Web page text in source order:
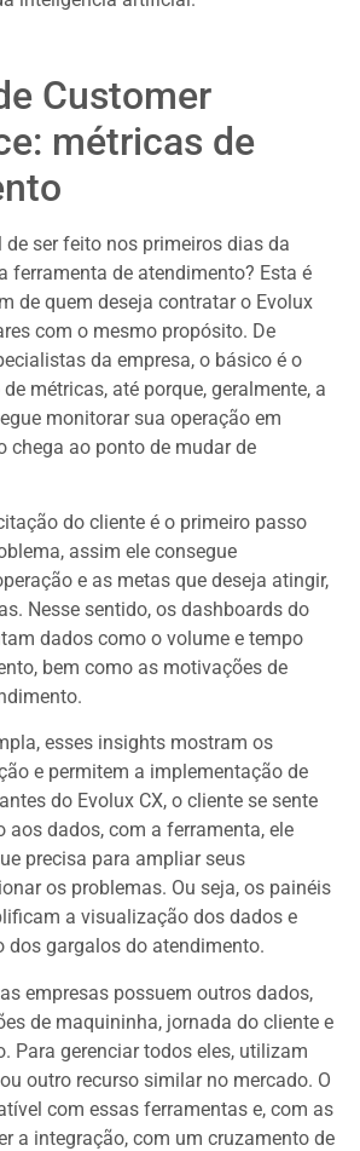
Customer
métricas de
de ser feito nos primeiros dias da
ferramenta de atendimento? Esta é
de quem deseja contratar o Evolux
com o mesmo propósito. De
da empresa, o básico é o
métricas, até porque, geralmente, a
monitorar sua operação em
chega ao ponto de mudar de
do cliente é o primeiro passo
assim ele consegue
e as metas que deseja atingir,
Nesse sentido, os dashboards do
dados como o volume e tempo
bem como as motivações de
esses insights mostram os
e permitem a implementação de
do Evolux CX, o cliente se sente
aos dados, com a ferramenta, ele
precisa para ampliar seus
os problemas. Ou seja, os painéis
a visualização dos dados e
dos gargalos do atendimento.
empresas possuem outros dados,
de maquininha, jornada do cliente e
Para gerenciar todos eles, utilizam
outro recurso similar no mercado. O
com essas ferramentas e, com as
a integração, com um cruzamento de